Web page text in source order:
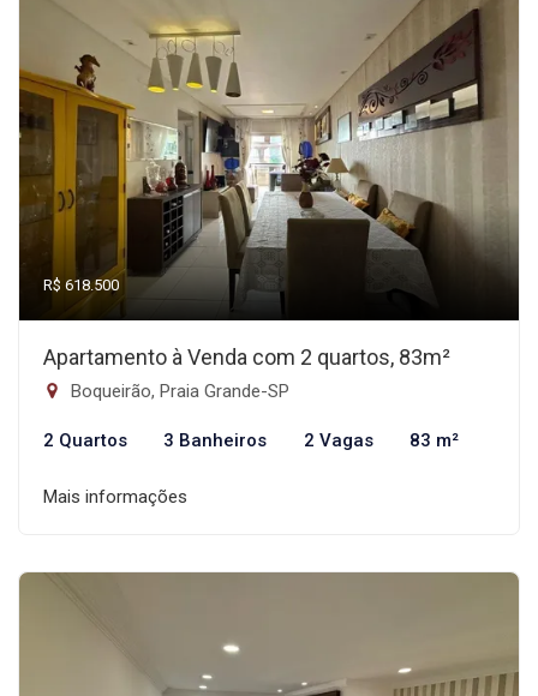
R$ 618.500
Apartamento à Venda com 2 quartos, 83m²
Boqueirão, Praia Grande-SP
2 Quartos 3 Banheiros 2 Vagas 83 m²
Mais informações